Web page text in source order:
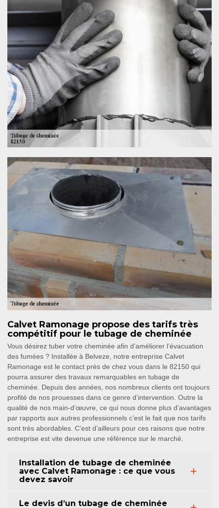
Calvet Ramonage propose des tarifs très
compétitif pour le tubage de cheminée
Vous désirez tuber votre cheminée afin d’améliorer l’évacuation
des fumées ? Installée à Belveze, notre entreprise Calvet
Ramonage est le contact près de chez vous dans le 82150 qui
pourra assurer des travaux remarquables en tubage de
cheminée. Depuis des années, nos nombreux clients ont toujours
profité de nos prouesses dans ce genre d’intervention. Outre la
qualité de nos main-d‘œuvre, ce qui nous donne plus d’avantages
par rapports aux autres professionnels c’est le fait que nos tarifs
sont très abordables. C’est d’ailleurs pour ces raisons que notre
entreprise est vite devenue une référence sur le marché.
Installation de tubage de cheminée
avec Calvet Ramonage : ce que vous
devez savoir
Le devis d’un tubage de cheminée